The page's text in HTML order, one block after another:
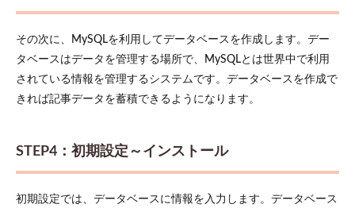
その次に、MySQLを利用してデータベースを作成します。デー
タベースはデータを管理する場所で、MySQLとは世界中で利用
されている情報を管理するシステムです。データベースを作成で
きれば記事データを蓄積できるようになります。
STEP4：初期設定～インストール
初期設定では、データベースに情報を入力します。データベース